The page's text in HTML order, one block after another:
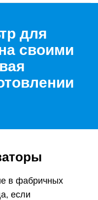
для
своими
в фабричных
если